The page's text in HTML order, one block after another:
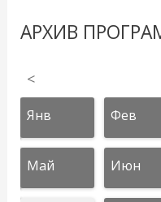
АРХИВ
<
Янв Фев
Май Июн